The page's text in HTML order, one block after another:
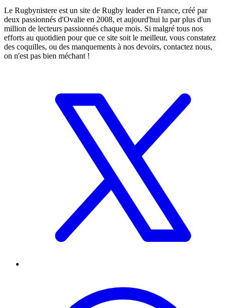
Le Rugbynistere est un site de Rugby leader en France, créé par
deux passionnés d'Ovalie en 2008, et aujourd'hui lu par plus d'un
million de lecteurs passionnés chaque mois. Si malgré tous nos
efforts au quotidien pour que ce site soit le meilleur, vous constatez
des coquilles, ou des manquements à nos devoirs, contactez nous,
on n'est pas bien méchant !